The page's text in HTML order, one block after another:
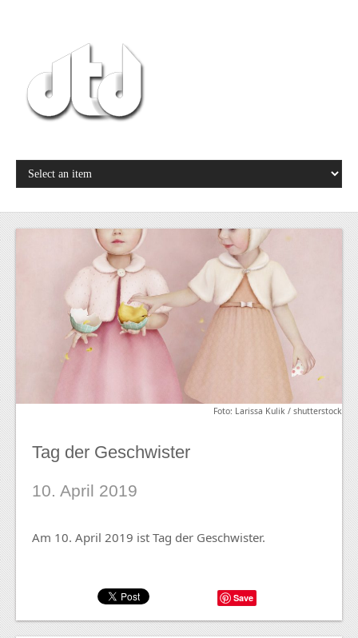
Foto: Larissa Kulik / shutterstock
Tag der Geschwister
10. April 2019
Am 10. April 2019 ist Tag der Geschwister.
Save